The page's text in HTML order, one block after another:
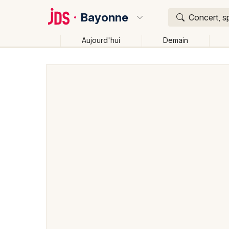
Bayonne Concert,
Aujourd'hui Demain